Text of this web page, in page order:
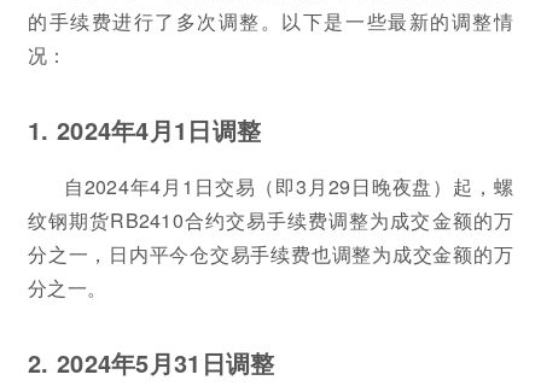
的手续费进行了多次调整。以下是一些最新的调整情
况：
1. 2024年4月1日调整
自2024年4月1日交易（即3月29日晚夜盘）起，螺
纹钢期货RB2410合约交易手续费调整为成交金额的万
分之一，日内平今仓交易手续费也调整为成交金额的万
分之一。
2. 2024年5月31日调整